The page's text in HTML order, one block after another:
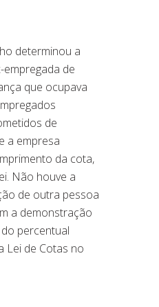
determinou a
de
que ocupava
de
a empresa
da cota,
Não houve a
de outra pessoa
a demonstração
percentual
Lei de Cotas no